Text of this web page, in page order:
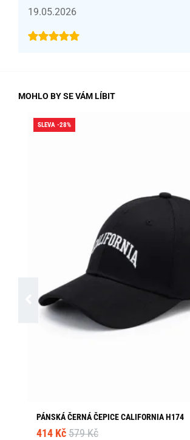
19.05.2026
MOHLO BY SE VÁM LÍBIT
SLEVA -28%
PÁNSKÁ ČERNÁ ČEPICE CALIFORNIA H174
414 Kč 579 Kč